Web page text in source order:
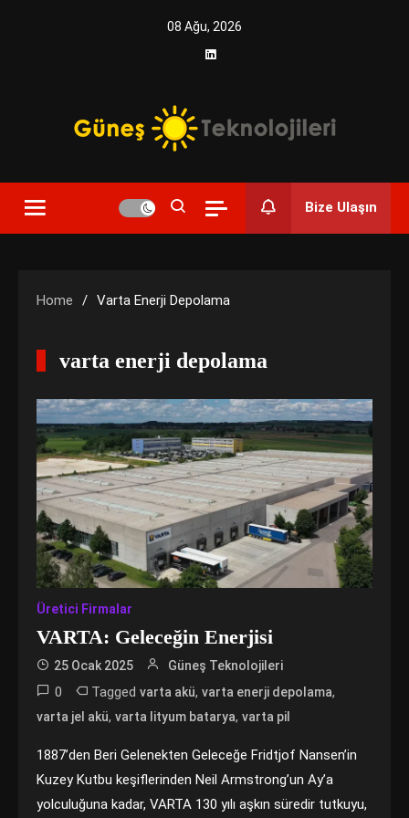
08 Ağu, 2026
Güneş Teknolojileri | Solar
Enerji Çözümleri ve
Bize Ulaşın
Home Varta Enerji Depolama
varta enerji depolama
Üretici Firmalar
VARTA: Geleceğin Enerjisi
25 Ocak 2025 Güneş Teknolojileri
0 Taggedvarta akü,varta enerji depolama,
varta jel akü,varta lityum batarya,varta pil
1887’den Beri Gelenekten Geleceğe Fridtjof Nansen’in
Kuzey Kutbu keşiflerinden Neil Armstrong’un Ay’a
yolculuğuna kadar, VARTA 130 yılı aşkın süredir tutkuyu,